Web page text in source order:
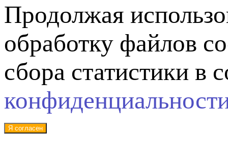
Продолжая
обработку файлов
сбора статистики в
Я согласен